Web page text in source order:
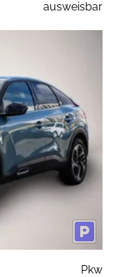
ausweisbar
Pkw